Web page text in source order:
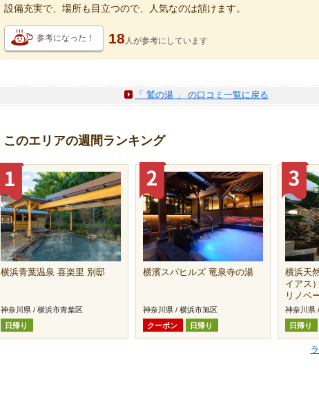
設備充実で、場所も目立つので、人気なのは頷けます。
参考になった！ 18 人が参考にしています
「 鷲の湯 」 の口コミ一覧に戻る
このエリアの週間ランキング
横浜青葉温泉 喜楽里 別邸
神奈川県 / 横浜市青葉区
日帰り
横濱スパヒルズ 竜泉寺の湯
神奈川県 / 横浜市旭区
クーポン
日帰り
横浜天
イアス
リノベ
神奈川県
日帰り